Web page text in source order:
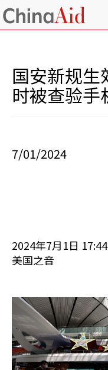
国安新规生
时被查验手
7/01/2024
2024年7月1日 17:44
美国之音